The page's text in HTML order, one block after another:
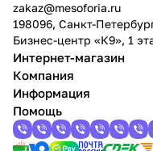
zakaz@mesoforia.ru
198096, Санкт-
Бизнес-центр «К9», 1
Интернет-магазин
Компания
Информация
Помощь